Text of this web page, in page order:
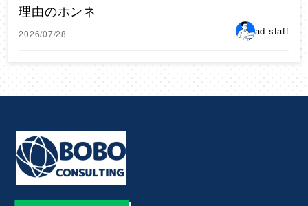
理由のホンネ
2026/07/28 ad-staff